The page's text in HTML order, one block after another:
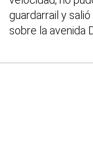
guardarrail y
sobre la avenida